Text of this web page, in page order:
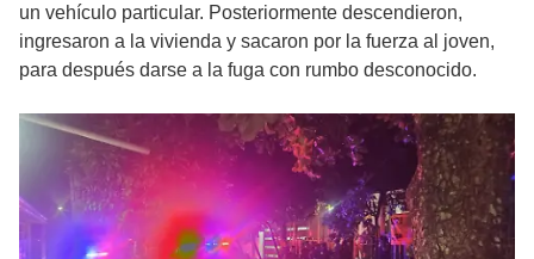
un vehículo particular. Posteriormente descendieron,
ingresaron a la vivienda y sacaron por la fuerza al joven,
para después darse a la fuga con rumbo desconocido.